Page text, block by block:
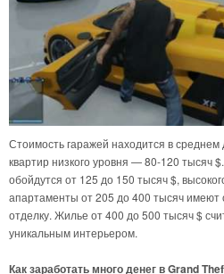
Стоимость гаражей находится в
квартир низкого уровня — 80-120 тысяч
обойдутся от 125 до 150 тысяч $,
апартаменты от 205 до 400 тысяч имеют
отделку. Жилье от 400 до 500 тысяч $
уникальным интерьером.
Как заработать много денег в Grand